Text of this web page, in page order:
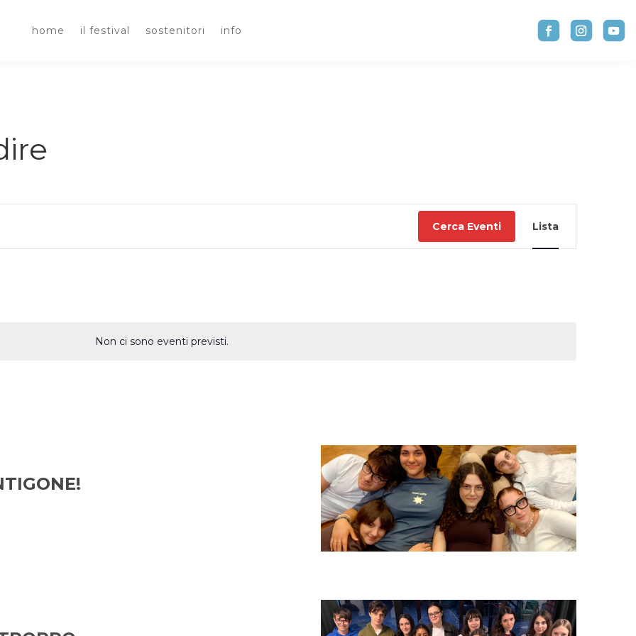
home il festival sostenitori info
Non ci sono eventi previsti.
Cerca Eventi
Viste
Lista